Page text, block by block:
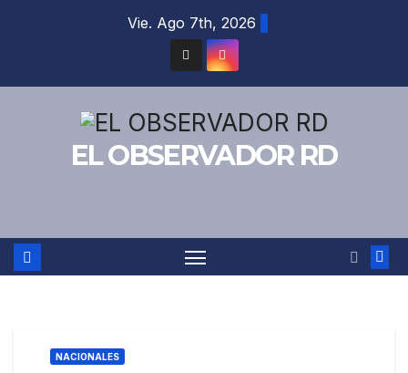
Vie. Ago 7th, 2026
EL OBSERVADOR RD
NACIONALES